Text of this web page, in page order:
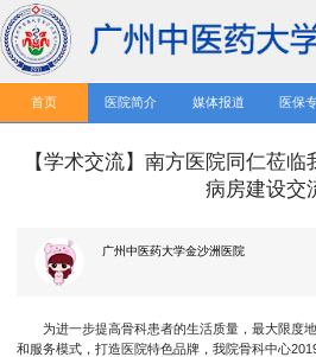
首页 医院简介 媒体报道 医保
【学术交流】南方医院同仁莅
病房建设交
广州中医药大学金沙洲医院
为进一步提高骨科患者的生活质量，最大限度
和服务模式，打造医院特色品牌，我院骨科中心